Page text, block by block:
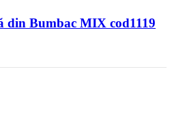
din Bumbac MIX cod1119